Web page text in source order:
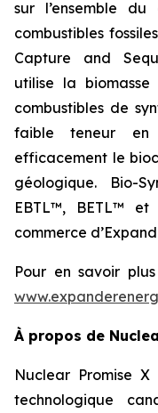
sur l’ensemble
combustibles
Capture and
utilise la
combustibles de
faible teneur en
efficacement le
géologique. Bio-
EBTL™, BETL™
commerce
Pour en savoir
À propos de
Nuclear Promise
technologique